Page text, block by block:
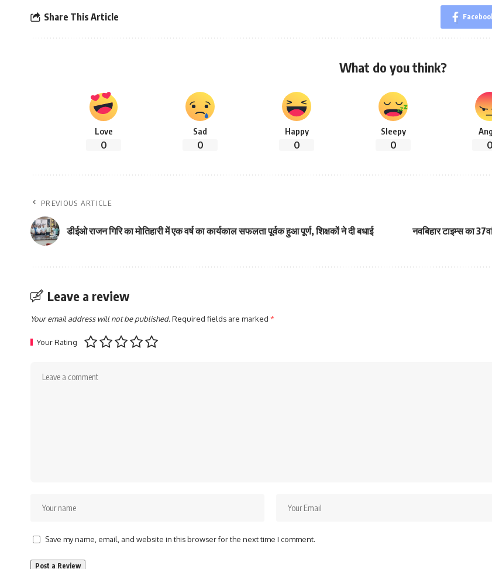
Share This Article
What do you think?
Love
0
Sad
0
Happy
0
Sleepy
0 0
PREVIOUS ARTICLE
डीईओ राजन गिरि का मोतिहारी में एक वर्ष का कार्यकाल सफलता पूर्वक हुआ पूर्ण, शिक्षकों ने दी बधाई नवबिहार टाइम्स का
Leave a review
Your email address will not be published.Required fields are marked *
Your Rating
Save my name, email, and website in this browser for the next time I comment.